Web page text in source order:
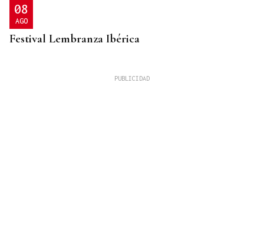
08
AGO
Festival Lembranza Ibérica